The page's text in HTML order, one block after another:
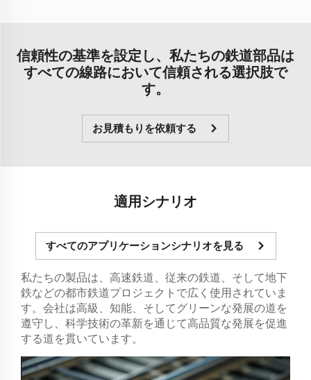
信頼性の基準を設定し、私たちの鉄道部品は
すべての線路において信頼される選択肢で
す。
お見積もりを依頼する
適用シナリオ
すべてのアプリケーションシナリオを見る
私たちの製品は、高速鉄道、従来の鉄道、そして地下
鉄などの都市鉄道プロジェクトで広く使用されていま
す。会社は高級、知能、そしてグリーンな発展の道を
遵守し、科学技術の革新を通じて高品質な発展を促進
する道を貫いています。